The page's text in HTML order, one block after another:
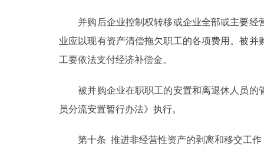
并购后企业控制权转移或企业全部或主要经
业应以现有资产清偿拖欠职工的各项费用。被
工要依法支付经济补偿金。
被并购企业在职职工的安置和离退休人员的
员分流安置暂行办法》执行。
第十条 推进非经营性资产的剥离和移交工作